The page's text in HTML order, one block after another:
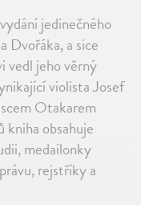
jedinečného
Dvořáka, a sice
vedl jeho věrný
violista Josef
Otakarem
kniha obsahuje
medailonky
rejstříky a